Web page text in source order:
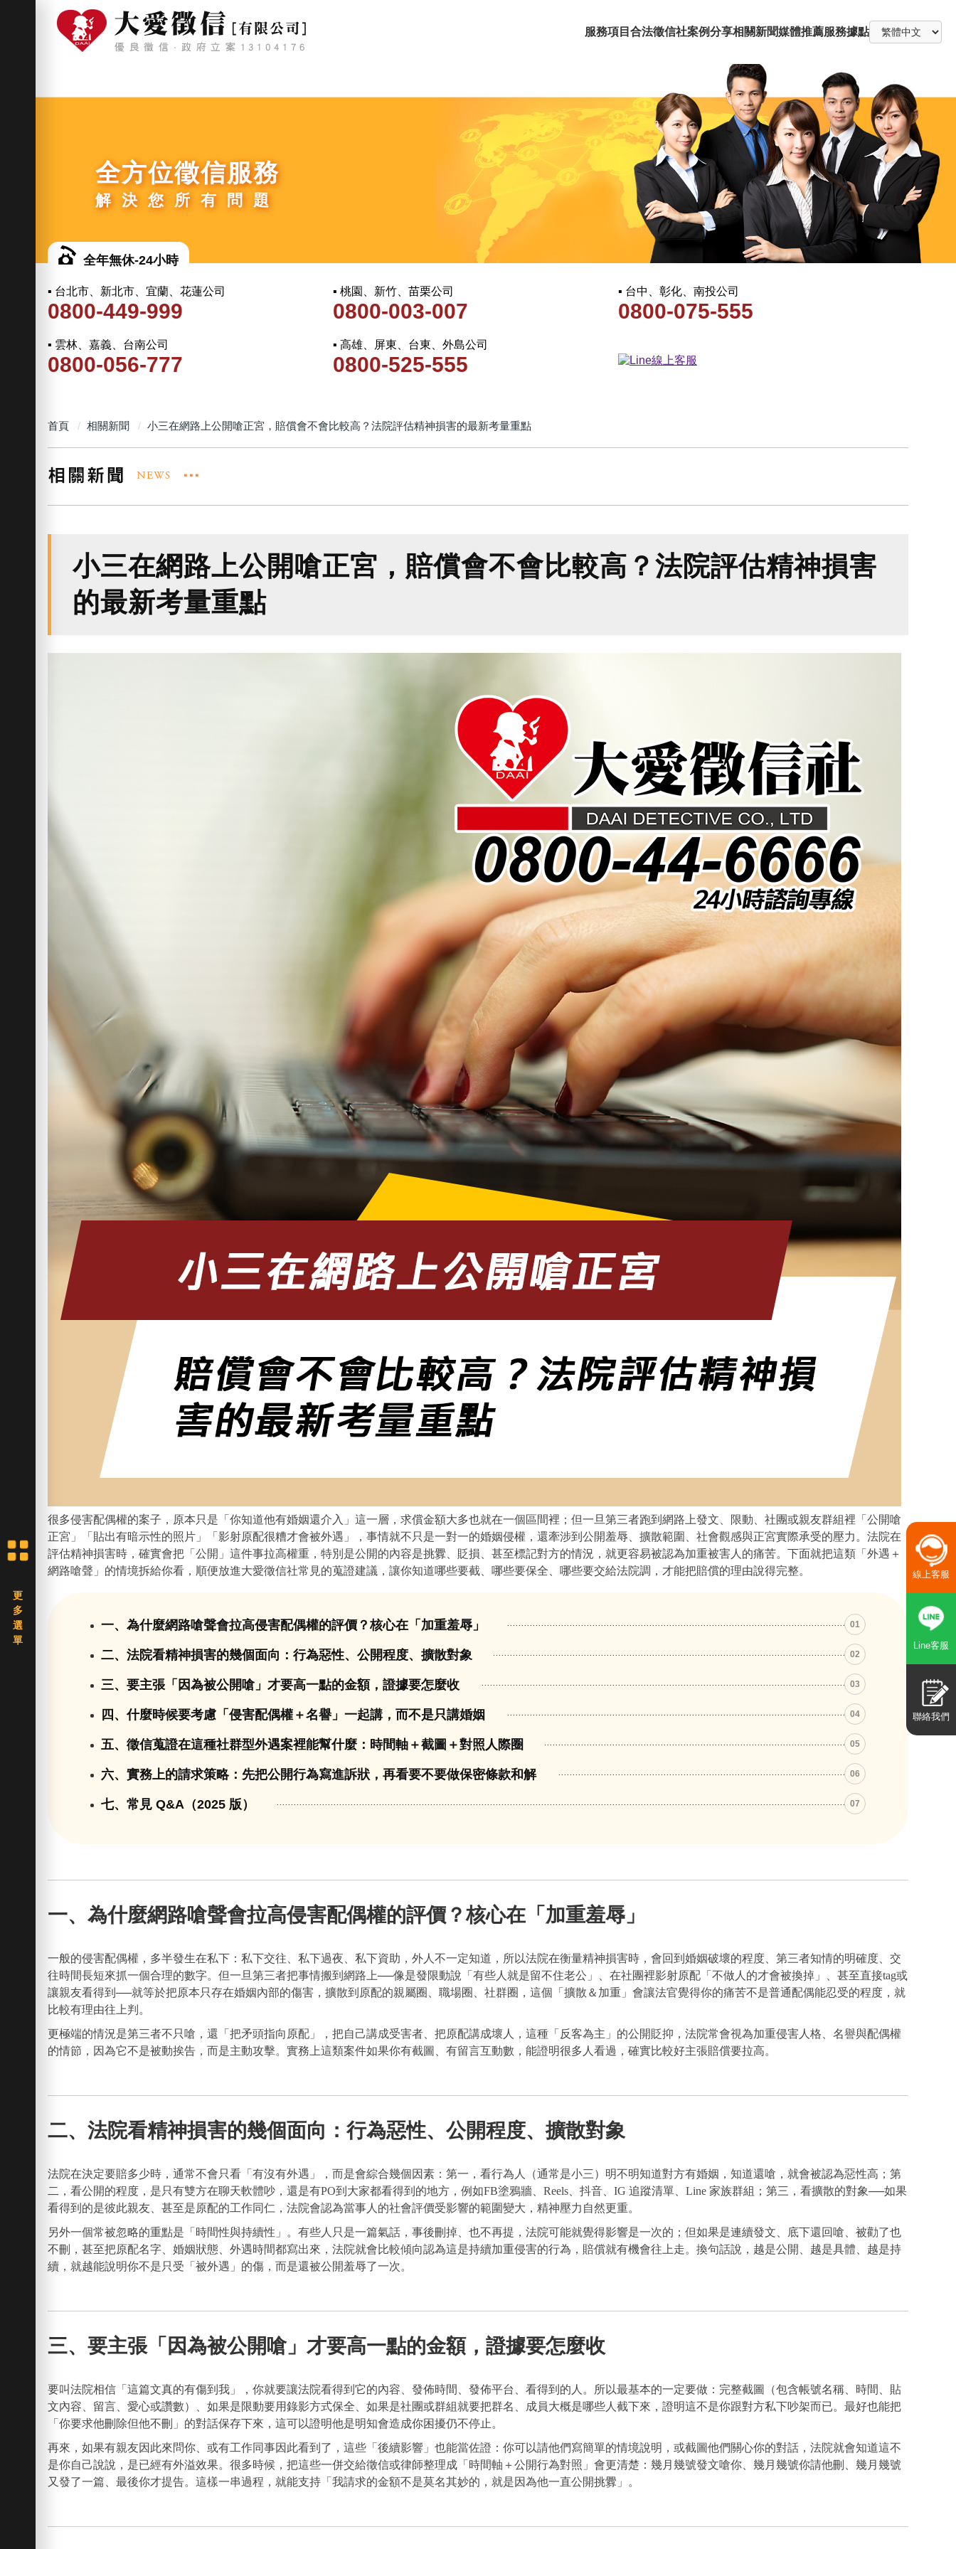
服務項目 合法徵信社案例分享相關新聞媒體推薦服務據點
全方位徵信服務
解決您所有問題
全年無休-24小時
▪ 台北市、新北市、宜蘭、花蓮公司
0800-449-999
▪ 桃園、新竹、苗栗公司
0800-003-007
▪ 台中、彰化、南投公司
0800-075-555
▪ 雲林、嘉義、台南公司
0800-056-777
▪ 高雄、屏東、台東、外島公司
0800-525-555
首頁 相關新聞 小三在網路上公開嗆正宮，賠償會不會比較高？法院評估精神損害的最新考量重點
小三在網路上公開嗆正宮，賠償會不會比較高？法院評估精神損害
的最新考量重點
很多侵害配偶權的案子，原本只是「你知道他有婚姻還介入」這一層，求償金額大多也就在一個區間裡；但一旦第三者跑到網路上發文、限動、社團或親友群組裡「公開嗆
正宮」「貼出有暗示性的照片」「影射原配很糟才會被外遇」，事情就不只是一對一的婚姻侵權，還牽涉到公開羞辱、擴散範圍、社會觀感與正宮實際承受的壓力。法院在
評估精神損害時，確實會把「公開」這件事拉高權重，特別是公開的內容是挑釁、貶損、甚至標記對方的情況，就更容易被認為加重被害人的痛苦。下面就把這類「外遇＋
網路嗆聲」的情境拆給你看，順便放進大愛徵信社常見的蒐證建議，讓你知道哪些要截、哪些要保全、哪些要交給法院調，才能把賠償的理由說得完整。
一、為什麼網路嗆聲會拉高侵害配偶權的評價？核心在「加重羞辱」 01
二、法院看精神損害的幾個面向：行為惡性、公開程度、擴散對象 02
三、要主張「因為被公開嗆」才要高一點的金額，證據要怎麼收 03
四、什麼時候要考慮「侵害配偶權＋名譽」一起講，而不是只講婚姻 04
五、徵信蒐證在這種社群型外遇案裡能幫什麼：時間軸＋截圖＋對照人際圈 05
六、實務上的請求策略：先把公開行為寫進訴狀，再看要不要做保密條款和解 06
七、常見 Q&A（2025 版） 07
一、為什麼網路嗆聲會拉高侵害配偶權的評價？核心在「加重羞辱」
一般的侵害配偶權，多半發生在私下：私下交往、私下過夜、私下資助，外人不一定知道，所以法院在衡量精神損害時，會回到婚姻破壞的程度、第三者知情的明確度、交
往時間長短來抓一個合理的數字。但一旦第三者把事情搬到網路上──像是發限動說「有些人就是留不住老公」、在社團裡影射原配「不做人的才會被換掉」、甚至直接tag或
讓親友看得到──就等於把原本只存在婚姻內部的傷害，擴散到原配的親屬圈、職場圈、社群圈，這個「擴散＆加重」會讓法官覺得你的痛苦不是普通配偶能忍受的程度，就
比較有理由往上判。
更極端的情況是第三者不只嗆，還「把矛頭指向原配」，把自己講成受害者、把原配講成壞人，這種「反客為主」的公開貶抑，法院常會視為加重侵害人格、名譽與配偶權
的情節，因為它不是被動挨告，而是主動攻擊。實務上這類案件如果你有截圖、有留言互動數，能證明很多人看過，確實比較好主張賠償要拉高。
二、法院看精神損害的幾個面向：行為惡性、公開程度、擴散對象
法院在決定要賠多少時，通常不會只看「有沒有外遇」，而是會綜合幾個因素：第一，看行為人（通常是小三）明不明知道對方有婚姻，知道還嗆，就會被認為惡性高；第
二，看公開的程度，是只有雙方在聊天軟體吵，還是有PO到大家都看得到的地方，例如FB塗鴉牆、Reels、抖音、IG 追蹤清單、Line 家族群組；第三，看擴散的對象──如果
看得到的是彼此親友、甚至是原配的工作同仁，法院會認為當事人的社會評價受影響的範圍變大，精神壓力自然更重。
另外一個常被忽略的重點是「時間性與持續性」。有些人只是一篇氣話，事後刪掉、也不再提，法院可能就覺得影響是一次的；但如果是連續發文、底下還回嗆、被勸了也
不刪，甚至把原配名字、婚姻狀態、外遇時間都寫出來，法院就會比較傾向認為這是持續加重侵害的行為，賠償就有機會往上走。換句話說，越是公開、越是具體、越是持
續，就越能說明你不是只受「被外遇」的傷，而是還被公開羞辱了一次。
三、要主張「因為被公開嗆」才要高一點的金額，證據要怎麼收
要叫法院相信「這篇文真的有傷到我」，你就要讓法院看得到它的內容、發佈時間、發佈平台、看得到的人。所以最基本的一定要做：完整截圖（包含帳號名稱、時間、貼
文內容、留言、愛心或讚數）、如果是限動要用錄影方式保全、如果是社團或群組就要把群名、成員大概是哪些人截下來，證明這不是你跟對方私下吵架而已。最好也能把
「你要求他刪除但他不刪」的對話保存下來，這可以證明他是明知會造成你困擾仍不停止。
再來，如果有親友因此來問你、或有工作同事因此看到了，這些「後續影響」也能當佐證：你可以請他們寫簡單的情境說明，或截圖他們關心你的對話，法院就會知道這不
是你自己說說，是已經有外溢效果。很多時候，把這些一併交給徵信或律師整理成「時間軸＋公開行為對照」會更清楚：幾月幾號發文嗆你、幾月幾號你請他刪、幾月幾號
又發了一篇、最後你才提告。這樣一串過程，就能支持「我請求的金額不是莫名其妙的，就是因為他一直公開挑釁」。
線上客服
Line客服
聯絡我們